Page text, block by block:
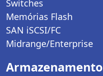
Switches
Memórias Flash
SAN iSCSI/FC
Midrange/Enterprise
Armazenamento